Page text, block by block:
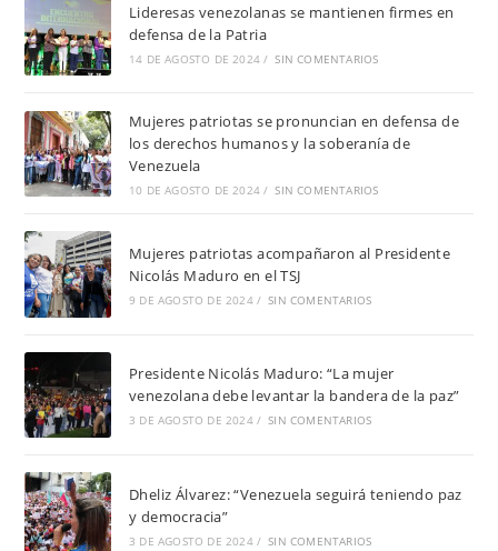
Lideresas venezolanas se mantienen firmes en
defensa de la Patria
14 DE AGOSTO DE 2024 / SIN COMENTARIOS
Mujeres patriotas se pronuncian en defensa de
los derechos humanos y la soberanía de
Venezuela
10 DE AGOSTO DE 2024 / SIN COMENTARIOS
Mujeres patriotas acompañaron al Presidente
Nicolás Maduro en el TSJ
9 DE AGOSTO DE 2024 / SIN COMENTARIOS
Presidente Nicolás Maduro: “La mujer
venezolana debe levantar la bandera de la paz”
3 DE AGOSTO DE 2024 / SIN COMENTARIOS
Dheliz Álvarez: “Venezuela seguirá teniendo paz
y democracia”
3 DE AGOSTO DE 2024 / SIN COMENTARIOS